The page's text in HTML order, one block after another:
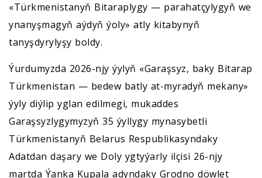
«Türkmenistanyň Bitaraplygy — parahatçylygyň we
ynanyşmagyň aýdyň ýoly» atly kitabynyň
tanyşdyrylyşy boldy.
Ýurdumyzda 2026-njy ýylyň «Garaşsyz, baky Bitarap
Türkmenistan — bedew batly at-myradyň mekany»
ýyly diýlip yglan edilmegi, mukaddes
Garaşsyzlygymyzyň 35 ýyllygy mynasybetli
Türkmenistanyň Belarus Respublikasyndaky
Adatdan daşary we Doly ygtyýarly ilçisi 26-njy
martda Ýanka Kupala adyndaky Grodno döwlet